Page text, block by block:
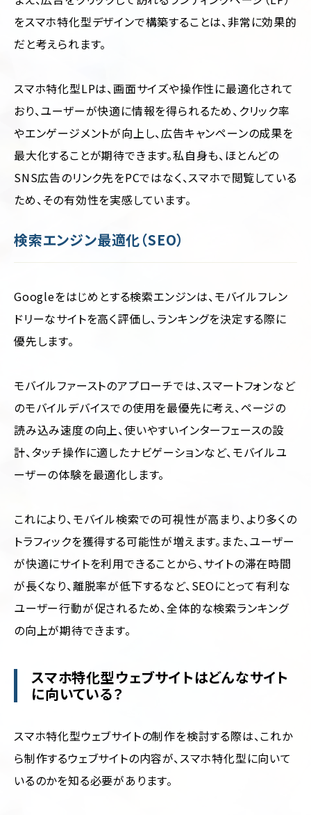
をスマホ特化型デザインで構築することは、非常に効果的
だと考えられます。
スマホ特化型LPは、画面サイズや操作性に最適化されて
おり、ユーザーが快適に情報を得られるため、クリック率
やエンゲージメントが向上し、広告キャンペーンの成果を
最大化することが期待できます。私自身も、ほとんどの
SNS広告のリンク先をPCではなく、スマホで閲覧している
ため、その有効性を実感しています。
検索エンジン最適化（SEO）
Googleをはじめとする検索エンジンは、モバイルフレン
ドリーなサイトを高く評価し、ランキングを決定する際に
優先します。
モバイルファーストのアプローチでは、スマートフォンなど
のモバイルデバイスでの使用を最優先に考え、ページの
読み込み速度の向上、使いやすいインターフェースの設
計、タッチ操作に適したナビゲーションなど、モバイルユ
ーザーの体験を最適化します。
これにより、モバイル検索での可視性が高まり、より多くの
トラフィックを獲得する可能性が増えます。また、ユーザー
が快適にサイトを利用できることから、サイトの滞在時間
が長くなり、離脱率が低下するなど、SEOにとって有利な
ユーザー行動が促されるため、全体的な検索ランキング
の向上が期待できます。
スマホ特化型ウェブサイトはどんなサイト
に向いている？
スマホ特化型ウェブサイトの制作を検討する際は、これか
ら制作するウェブサイトの内容が、スマホ特化型に向いて
いるのかを知る必要があります。